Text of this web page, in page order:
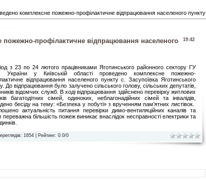
комплексне пожежно-профілактичне відпрацювання населеного пункту
19:42
пожежно-профілактичне відпрацювання населеного
з 23 по 24 лютого працівниками Яготинського районного сектору ГУ
України у Київській області проведено комплексне пожежно-
відпрацювання населеного пункту с. Засупоївка Яготинського
До відпрацювання було залучено сільського голову, сільських депутатів,
відомчих служб. В ході відпрацювання здійснено перевірку житлових
багатодітних сімей, одиноких, неблагонадійних сімей та інвалідів,
бесіду на тему: «Безпека у побуті» з врученням пам’ятних листівок.
актуальність питання перевірки димо-вентиляційних каналів та
переважна більшість пожеж виникає внаслідок несправності електрики та
: 1654 | Рейтинг: 0.0/0